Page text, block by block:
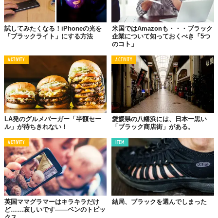
試してみたくなる！iPhoneの光を
「ブラックライト」にする方法
米国ではAmazonも・・・ブラック
企業について知っておくべき「5つ
のコト」
ACTIVITY
LA発のグルメバーガー「半額セー
ル」が待ちきれない！
ACTIVITY
愛媛県の八幡浜には、日本一黒い
「ブラック商店街」がある。
ACTIVITY
英国ママグラマーはキラキラだけ
ど……哀しいです――ベンのトピッ
ITEM
結局、ブラックを選んでしまった